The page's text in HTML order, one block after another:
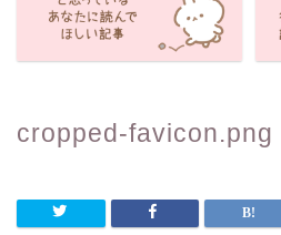
cropped-favicon.png